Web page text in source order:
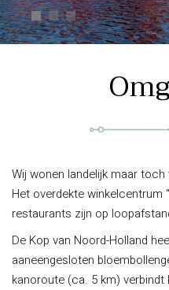
Wij wonen landelijk maar
Het overdekte winkelcentrum
restaurants zijn op
De Kop van Noord-Holland
aaneengesloten
kanoroute (ca. 5 km)